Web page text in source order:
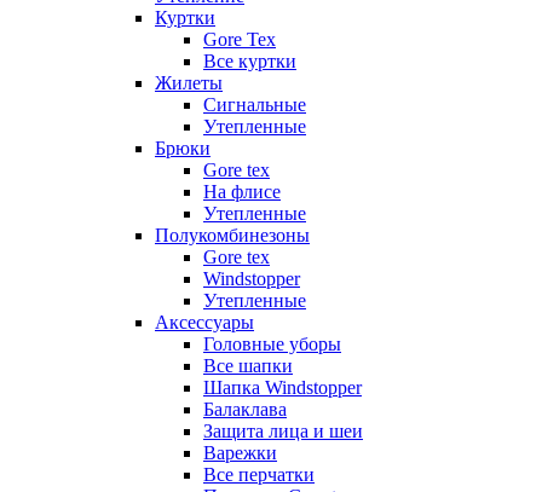
Куртки
Gore Tex
Все куртки
Жилеты
Сигнальные
Утепленные
Брюки
Gore tex
На флисе
Утепленные
Полукомбинезоны
Gore tex
Windstopper
Утепленные
Аксессуары
Головные уборы
Все шапки
Шапка Windstopper
Балаклава
Защита лица и шеи
Варежки
Все перчатки